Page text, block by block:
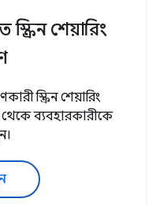
শেয়ারিং
স্ক্রিন শেয়ারিং
থেকে ব্যবহারকারীকে